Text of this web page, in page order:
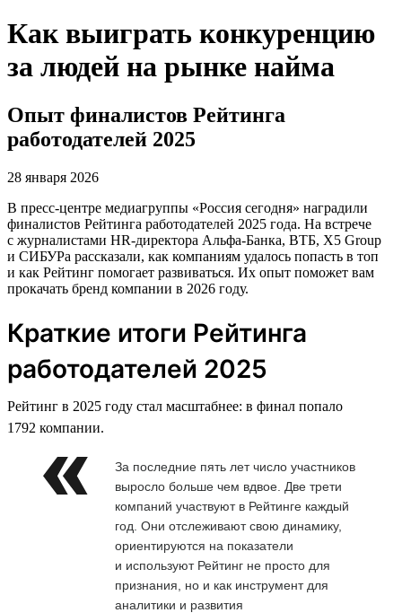
Как выиграть конкуренцию
за людей на рынке найма
Опыт финалистов Рейтинга
работодателей 2025
28 января 2026
В пресс-центре медиагруппы «Россия сегодня» наградили
финалистов Рейтинга работодателей 2025 года. На встрече
с журналистами HR-директора Альфа-Банка, ВТБ, X5 Group
и СИБУРа рассказали, как компаниям удалось попасть в топ
и как Рейтинг помогает развиваться. Их опыт поможет вам
прокачать бренд компании в 2026 году.
Краткие итоги Рейтинга
работодателей 2025
Рейтинг в 2025 году стал масштабнее: в финал попало
1792 компании.
За последние пять лет число участников
выросло больше чем вдвое. Две трети
компаний участвуют в Рейтинге каждый
год. Они отслеживают свою динамику,
ориентируются на показатели
и используют Рейтинг не просто для
признания, но и как инструмент для
аналитики и развития